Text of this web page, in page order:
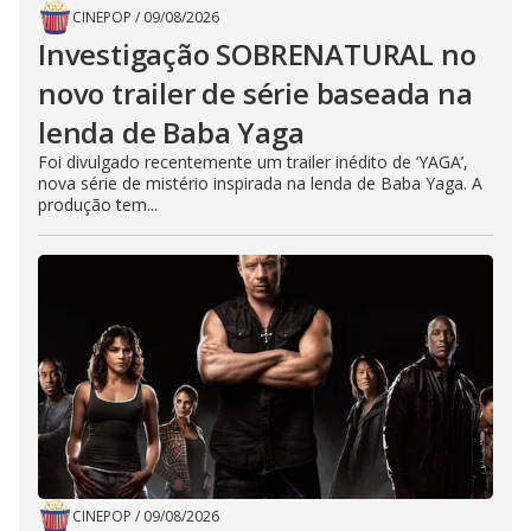
CINEPOP / 09/08/2026
Investigação SOBRENATURAL no
novo trailer de série baseada na
lenda de Baba Yaga
Foi divulgado recentemente um trailer inédito de ‘YAGA’,
nova série de mistério inspirada na lenda de Baba Yaga. A
produção tem...
CINEPOP / 09/08/2026